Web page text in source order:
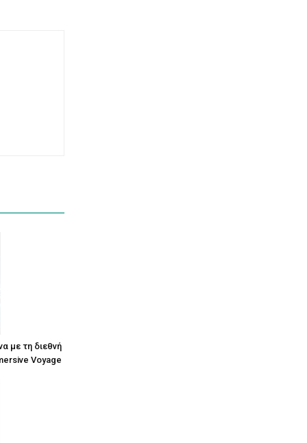
με τη διεθνή
Voyage